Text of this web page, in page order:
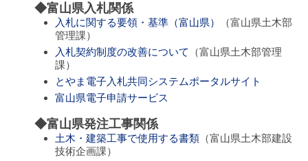
◆富山県入札関係
入札に関する要領・基準（富山県）
（富山県土木部
管理課）
入札契約制度の改善について
（富山県土木部管理
課）
とやま電子入札共同システムポータルサイト
富山県電子申請サービス
◆富山県発注工事関係
土木・建築工事で使用する書類 （富山県土木部建設
技術企画課）